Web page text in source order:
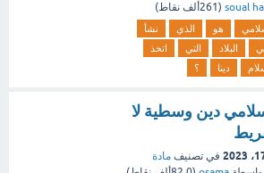
soual
( 261ألف نقاط)
هو الذي
نشأ
البلاد التي
اتخذ
دينا ؟
دين وسطية لا
في تصنيف مادة